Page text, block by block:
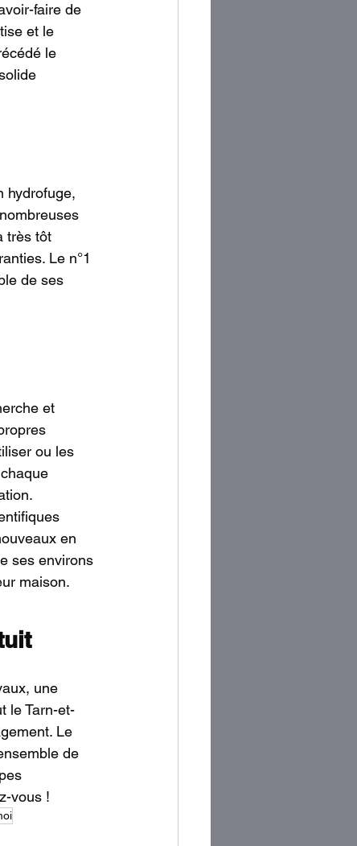
faire de
et le
le
hydrofuge,
très tôt
Le n°1
de ses
et
ou les
en
ses environs
maison.
une
le Tarn-et-
Le
de
vous !